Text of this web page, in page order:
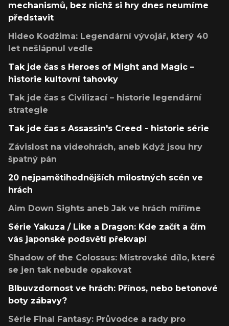
mechanismů, bez nichž si hry dnes neumíme
představit
Hideo Kodžima: Legendární vývojář, který 40
let nešlápnul vedle
Tak jde čas s Heroes of Might and Magic –
historie kultovní tahovky
Tak jde čas s Civilizací – historie legendární
strategie
Tak jde čas s Assassin's Creed - historie série
Závislost na videohrách, aneb Když jsou hry
špatný pán
20 nejpamětihodnějších milostných scén ve
hrách
Aim Down Sights aneb Jak ve hrách míříme
Série Yakuza / Like a Dragon: Kde začít a čím
vás japonské podsvětí překvapí
Shadow of the Colossus: Mistrovské dílo, které
se jen tak nebude opakovat
Blbuvzdornost ve hrách: Přínos, nebo betonové
boty zábavy?
Série Final Fantasy: Průvodce a rady pro